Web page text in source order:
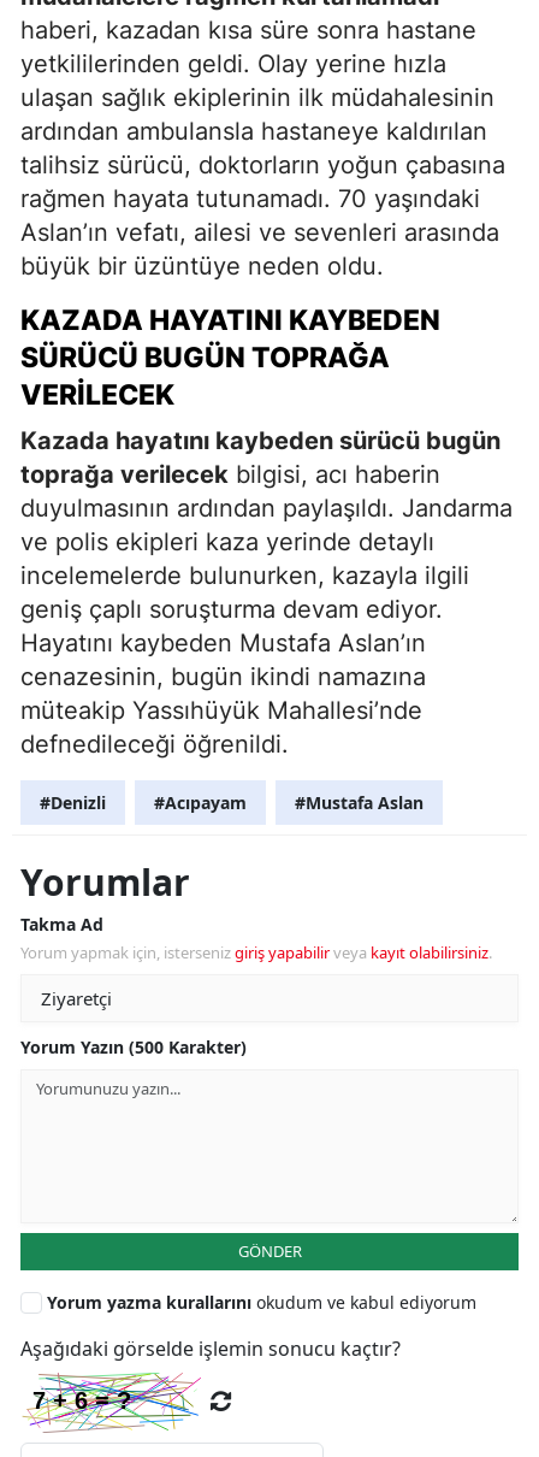
haberi, kazadan kısa süre sonra hastane
yetkililerinden geldi. Olay yerine hızla
ulaşan sağlık ekiplerinin ilk müdahalesinin
ardından ambulansla hastaneye kaldırılan
talihsiz sürücü, doktorların yoğun çabasına
rağmen hayata tutunamadı. 70 yaşındaki
Aslan’ın vefatı, ailesi ve sevenleri arasında
büyük bir üzüntüye neden oldu.
KAZADA HAYATINI KAYBEDEN
SÜRÜCÜ BUGÜN TOPRAĞA
VERILECEK
Kazada hayatını kaybeden sürücü bugün
toprağa verilecek bilgisi, acı haberin
duyulmasının ardından paylaşıldı. Jandarma
ve polis ekipleri kaza yerinde detaylı
incelemelerde bulunurken, kazayla ilgili
geniş çaplı soruşturma devam ediyor.
Hayatını kaybeden Mustafa Aslan’ın
cenazesinin, bugün ikindi namazına
müteakip Yassıhüyük Mahallesi’nde
defnedileceği öğrenildi.
#Denizli #Acıpayam #Mustafa Aslan
Yorumlar
Takma Ad
Yorum yapmak için, istersenizgiriş yapabilirveya kayıt olabilirsiniz.
Yorum Yazın (500 Karakter)
GÖNDER
Yorum yazma kurallarını okudum ve kabul ediyorum
Aşağıdaki görselde işlemin sonucu kaçtır?